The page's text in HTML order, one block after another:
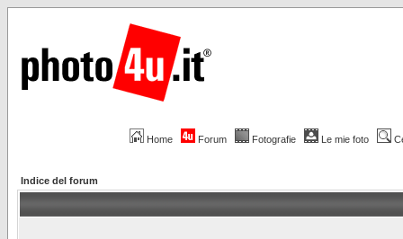
Home Forum Fotografie Le mie foto
Indice del forum